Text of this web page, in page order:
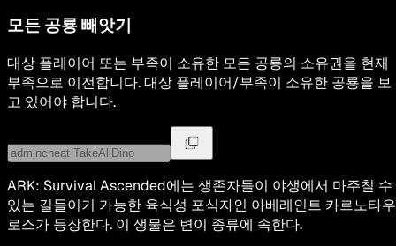
모든 공룡 빼앗기
대상 플레이어 또는 부족이 소유한 모든 공룡의 소유권을 현재
부족으로 이전합니다. 대상 플레이어/부족이 소유한 공룡을 보
고 있어야 합니다.
ARK: Survival Ascended에는 생존자들이 야생에서 마주칠 수
있는 길들이기 가능한 육식성 포식자인 아베레인트 카르노타우
로스가 등장한다. 이 생물은 변이 종류에 속한다.